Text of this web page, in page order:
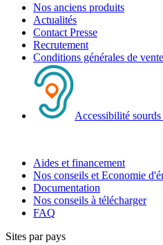
Nos anciens produits
Actualités
Contact Presse
Recrutement
Conditions générales de vente
Accessibilité
Aides et financement
Nos conseils et Economie
Documentation
Nos conseils à télécharger
FAQ
Sites par pays